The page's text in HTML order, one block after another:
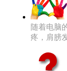
随着电脑
疼，肩膀